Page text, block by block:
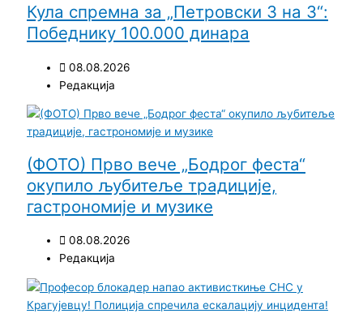
Кула спремна за „Петровски 3 на 3“:
Победнику 100.000 динара
08.08.2026
Редакција
(ФОТО) Прво вече „Бодрог феста“
окупило љубитеље традиције,
гастрономије и музике
08.08.2026
Редакција